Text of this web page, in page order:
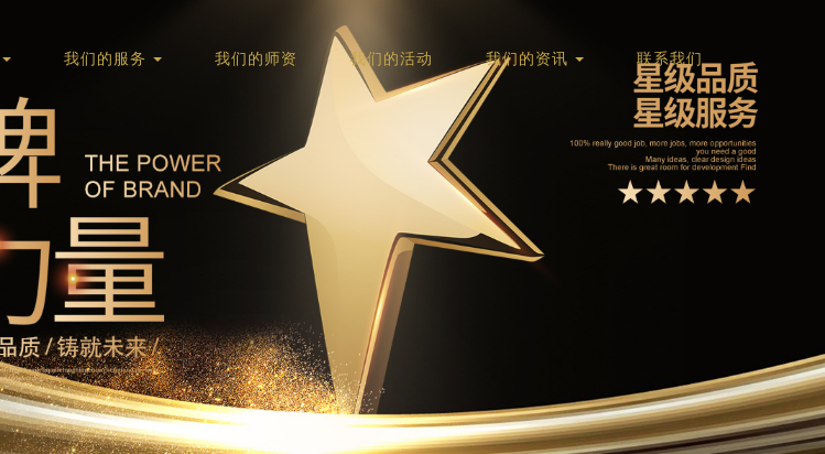
我们的服务 我们的师资 我们的活动 我们的资讯 联系我们